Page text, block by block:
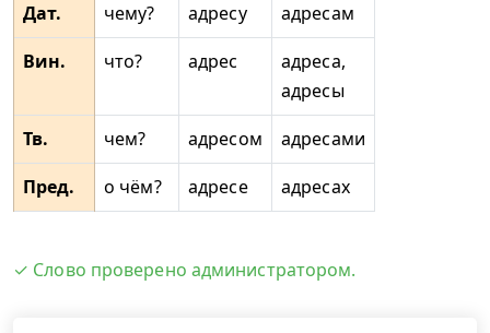
Дат.
чему? адресу
адресам
Вин.
что? адрес
адреса,
адресы
Тв.
чем? адресом
адресами
Пред.
о чём? адресе адресах
✓ Слово проверено администратором.